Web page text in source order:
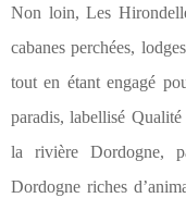
Non loin, Les
cabanes perchées,
tout en étant engagé
paradis, labellisé
la rivière Dordogne,
Dordogne riches